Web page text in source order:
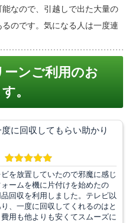
なので、引越しで出た大量の
のです。気になる人は一度連
ーンご利用のお
。
に回収してもらい助かり
を放置していたので邪魔に感じ
ームを機に片付けを始めたの
回収を利用しました。テレビ以
、一度に回収してくれるのはと
用も他よりも安くてスムーズに